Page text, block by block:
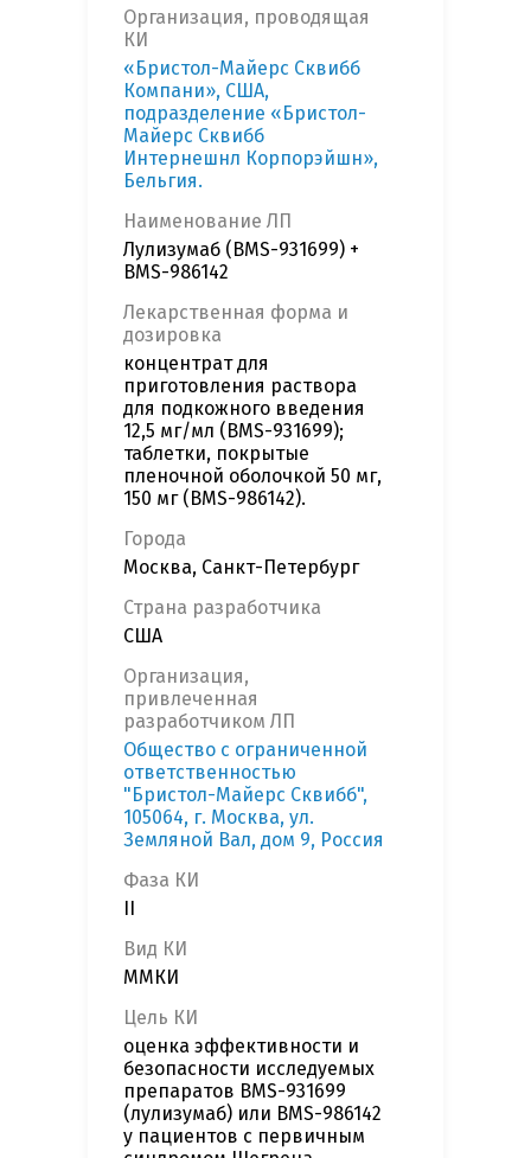
Организация, проводящая
КИ
«Бристол-Майерс Сквибб
Компани», США,
подразделение «Бристол-
Майерс Сквибб
Интернешнл Корпорэйшн»,
Бельгия.
Наименование ЛП
Лулизумаб (BMS-931699) +
BMS-986142
Лекарственная форма и
дозировка
концентрат для
приготовления раствора
для подкожного введения
12,5 мг/мл (BMS-931699);
таблетки, покрытые
пленочной оболочкой 50 мг,
150 мг (BMS-986142).
Города
Москва, Санкт-Петербург
Страна разработчика
США
Организация,
привлеченная
разработчиком ЛП
Общество с ограниченной
ответственностью
"Бристол-Майерс Сквибб",
105064, г. Москва, ул.
Земляной Вал, дом 9, Россия
Фаза КИ
Вид КИ
ММКИ
Цель КИ
оценка эффективности и
безопасности исследуемых
препаратов BMS-931699
(лулизумаб) или BMS-986142
у пациентов с первичным